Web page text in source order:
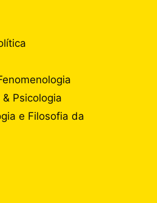
Psicologia
e Filosofia da